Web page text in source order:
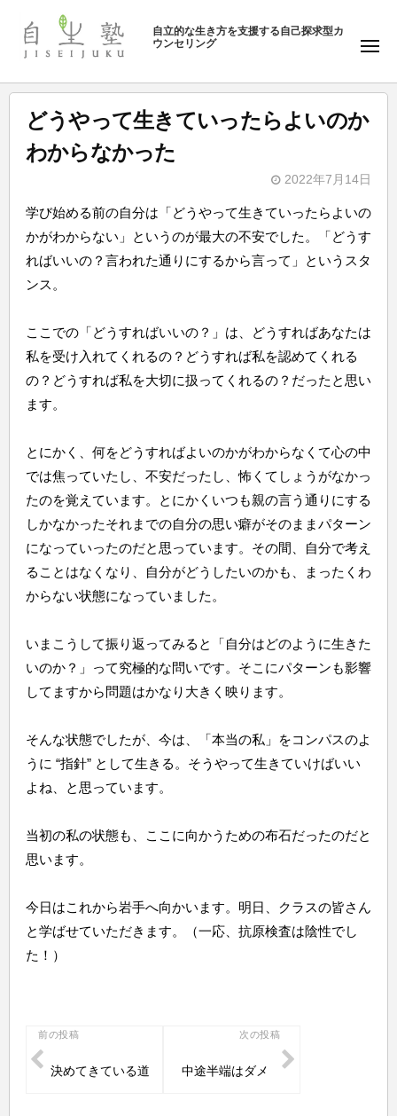
ン
自
塾
自立的な生き方を支援する自己探求型カ
ウンセリング
メ
ュ
ー
どうやって生きていったらよいのか
わからなかった
2022年7月14日
y
自
生
塾
学び始める前の自分は「どうやって生きていったらよいの
かがわからない」というのが最大の不安でした。「どうす
ればいいの？言われた通りにするから言って」というスタ
ンス。
ここでの「どうすればいいの？」は、どうすればあなたは
私を受け入れてくれるの？どうすれば私を認めてくれる
の？どうすれば私を大切に扱ってくれるの？だったと思い
ます。
とにかく、何をどうすればよいのかがわからなくて心の中
では焦っていたし、不安だったし、怖くてしょうがなかっ
たのを覚えています。とにかくいつも親の言う通りにする
しかなかったそれまでの自分の思い癖がそのままパターン
になっていったのだと思っています。その間、自分で考え
ることはなくなり、自分がどうしたいのかも、まったくわ
からない状態になっていました。
いまこうして振り返ってみると「自分はどのように生きた
いのか？」って究極的な問いです。そこにパターンも影響
してますから問題はかなり大きく映ります。
そんな状態でしたが、今は、「本当の私」をコンパスのよ
うに “指針” として生きる。そうやって生きていけばいい
よね、と思っています。
当初の私の状態も、ここに向かうための布石だったのだと
思います。
今日はこれから岩手へ向かいます。明日、クラスの皆さん
と学ばせていただきます。（一応、抗原検査は陰性でし
た！）
投
稿
前の投稿
決めてきている道
次の投稿
中途半端はダメ